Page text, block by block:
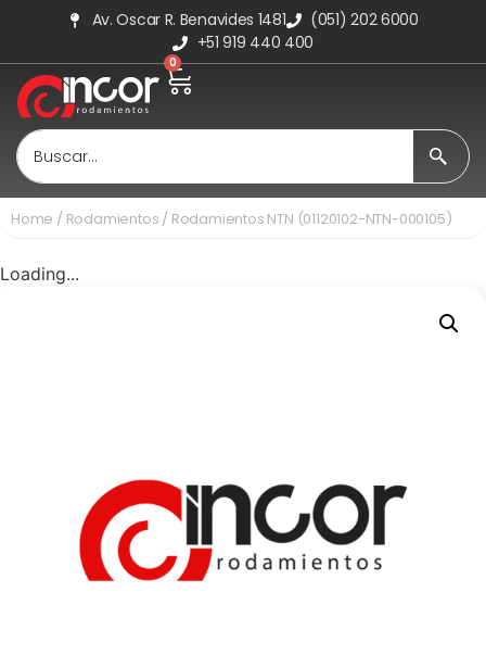
Av. Oscar R. Benavides 1481
(051) 202 6000
+51 919 440 400
0
Home / Rodamientos / Rodamientos NTN (01120102-NTN-000105)
Loading...